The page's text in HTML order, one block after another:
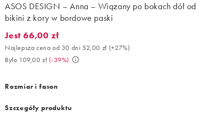
ASOS DESIGN – Anna – Wiązany po bokach dół od
bikini z kory w bordowe paski
Jest 66,00 zł. Najlepsza cena od 30 dni 52,00 zł (+27%). Było
Jest 66,00 zł
Najlepsza cena od 30 dni 52,00 zł (+27%)
Było 109,00 zł (-39%)
Rozmiar i fason
Szczegóły produktu